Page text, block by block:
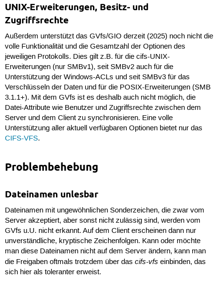
UNIX-Erweiterungen, Besitz- und
Zugriffsrechte
Außerdem unterstützt das GVfs/GIO derzeit (2025) noch nicht die
volle Funktionalität und die Gesamtzahl der Optionen des
jeweiligen Protokolls. Dies gilt z.B. für die cifs-UNIX-
Erweiterungen (nur SMBv1), seit SMBv2 auch für die
Unterstützung der Windows-ACLs und seit SMBv3 für das
Verschlüsseln der Daten und für die POSIX-Erweiterungen (SMB
3.1.1+). Mit dem GVfs ist es deshalb auch nicht möglich, die
Datei-Attribute wie Benutzer und Zugriffsrechte zwischen dem
Server und dem Client zu synchronisieren. Eine volle
Unterstützung aller aktuell verfügbaren Optionen bietet nur das
CIFS-VFS.
Problembehebung
Dateinamen unlesbar
Dateinamen mit ungewöhnlichen Sonderzeichen, die zwar vom
Server akzeptiert, aber sonst nicht zulässig sind, werden vom
GVfs u.U. nicht erkannt. Auf dem Client erscheinen dann nur
unverständliche, kryptische Zeichenfolgen. Kann oder möchte
man diese Dateinamen nicht auf dem Server ändern, kann man
die Freigaben oftmals trotzdem über das cifs-vfs einbinden, das
sich hier als toleranter erweist.